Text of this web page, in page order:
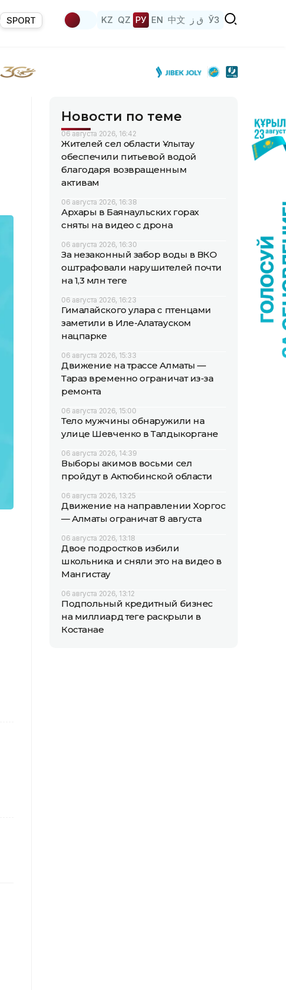
SPORT KZ QZ РУ EN 中文 ق ز ЎЗ
Новости по теме
06 августа 2026, 16:42
Жителей сел области Ұлытау
обеспечили питьевой водой
благодаря возвращенным
активам
06 августа 2026, 16:38
Архары в Баянаульских горах
сняты на видео с дрона
06 августа 2026, 16:30
За незаконный забор воды в ВКО
оштрафовали нарушителей почти
на 1,3 млн теңге
06 августа 2026, 16:23
Гималайского улара с птенцами
заметили в Иле-Алатауском
нацпарке
06 августа 2026, 15:33
Движение на трассе Алматы —
Тараз временно ограничат из-за
ремонта
06 августа 2026, 15:00
Тело мужчины обнаружили на
улице Шевченко в Талдыкоргане
06 августа 2026, 14:39
Выборы акимов восьми сел
пройдут в Актюбинской области
06 августа 2026, 13:25
Движение на направлении Хоргос
— Алматы ограничат 8 августа
06 августа 2026, 13:18
Двое подростков избили
школьника и сняли это на видео в
Мангистау
06 августа 2026, 13:12
Подпольный кредитный бизнес
на миллиард теңге раскрыли в
Костанае